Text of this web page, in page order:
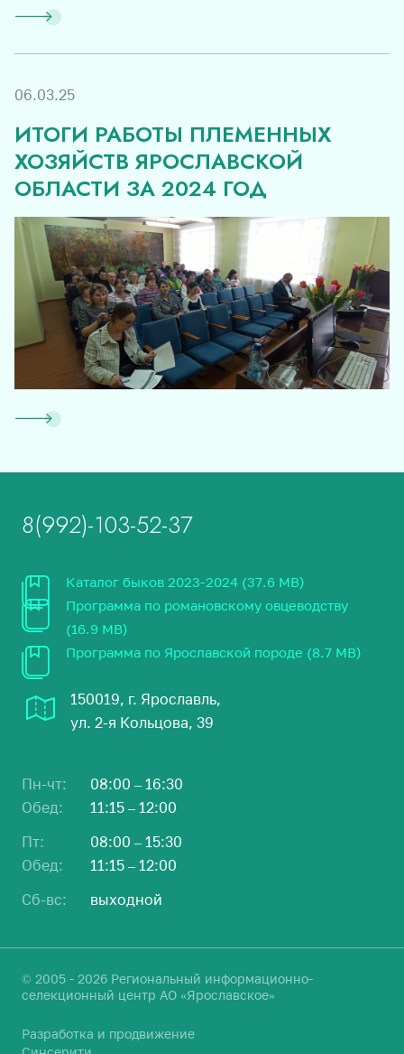
06.03.25
ИТОГИ РАБОТЫ ПЛЕМЕННЫХ
ХОЗЯЙСТВ ЯРОСЛАВСКОЙ
ОБЛАСТИ ЗА 2024 ГОД
8(992)-103-52-37
Пн-чт:
Обед:
08:00 – 16:30
11:15 – 12:00
Пт:
Обед:
08:00 – 15:30
11:15 – 12:00
Сб-вс:
выходной
Каталог быков 2023-2024 (37.6 MB)
Программа по романовскому овцеводству
(16.9 MB)
Программа по Ярославской породе (8.7 MB)
150019, г. Ярославль,
ул. 2-я Кольцова, 39
© 2005 - 2026 Региональный информационно-
селекционный центр АО «Ярославское»
Разработка и продвижение